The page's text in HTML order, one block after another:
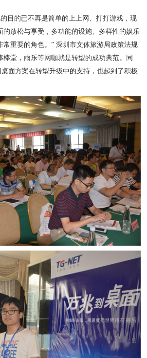
目的已不再是简单的上上网、打打游戏，现
的放松与享受，多功能的设施、多样性的娱乐
常重要的角色。” 深圳市文体旅游局政策法规
棒堂，雨乐等网咖就是转型的成功典范。同
面方案在转型升级中的支持，也起到了积极